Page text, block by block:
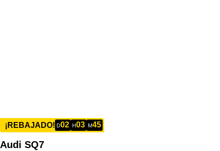
¡REBAJADO! D02 H03 M45
Audi SQ7